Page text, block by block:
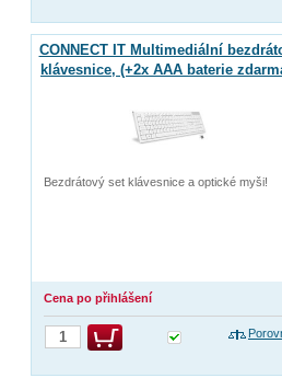
CONNECT IT Multimediální
klávesnice, (+2x AAA baterie
Bezdrátový set klávesnice a optické myši!
Cena po přihlášení